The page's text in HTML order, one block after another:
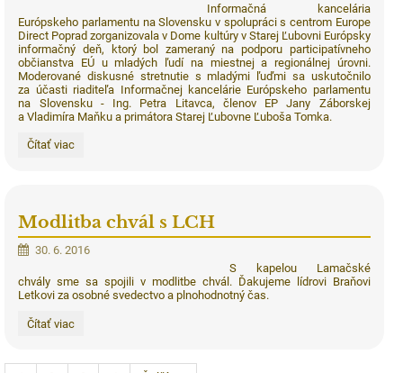
Informačná kancelária
Európskeho parlamentu na Slovensku v spolupráci s centrom Europe
Direct Poprad zorganizovala v Dome kultúry v Starej Ľubovni Európsky
informačný deň, ktorý bol zameraný na podporu participatívneho
občianstva EÚ u mladých ľudí na miestnej a regionálnej úrovni.
Moderované diskusné stretnutie s mladými ľuďmi sa uskutočnilo
za účasti riaditeľa Informačnej kancelárie Európskeho parlamentu
na Slovensku - Ing. Petra Litavca, členov EP Jany Záborskej
a Vladimíra Maňku a primátora Starej Ľubovne Ľuboša Tomka.
Európsky
Čítať viac
Modlitba chvál s LCH
30. 6. 2016
S kapelou Lamačské
chvály sme sa spojili v modlitbe chvál. Ďakujeme lídrovi Braňovi
Letkovi za osobné svedectvo a plnohodnotný čas.
Modlitba
LCH:
Čítať viac